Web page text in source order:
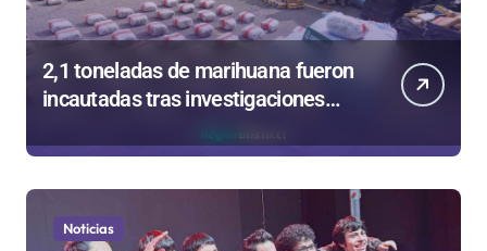
2,1 toneladas de marihuana fueron
incautadas tras investigaciones
Noticias